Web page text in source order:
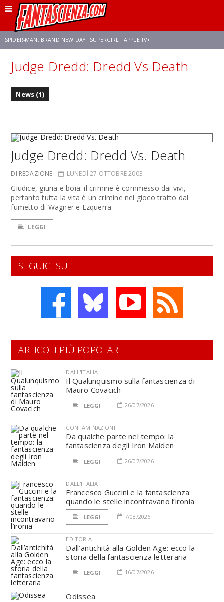
SPIDER-MAN: BRAND NEW DAY SUPERGIRL APPLE TV+
FRANCO RICCIARDIELLO ZENDAYA STAR TREK AVENGERS: DOOMSDAY
Judge Dredd: Dredd Vs Death
News (1)
Judge Dredd: Dredd Vs. Death
DI REDAZIONE LUNEDÌ 27 OTTOBRE 2003
Giudice, giuria e boia: il crimine è commesso dai vivi,
pertanto tutta la vita è un crimine nel gioco tratto dal
fumetto di Wagner e Ezquerra
LEGGI
SEGUICI SU
ARTICOLI PIÙ POPOLARI
DALL'ITALIA
Il Qualunquismo sulla fantascienza di
Mauro Covacich
LEGGI 26/07/2026
CONTAMINAZIONI
Da qualche parte nel tempo: la
fantascienza degli Iron Maiden
LEGGI 26/07/2026
DALL'ITALIA
Francesco Guccini e la fantascienza:
quando le stelle incontravano l’ironia
LEGGI 7/08/2026
EDITORIA
Dall’antichità alla Golden Age: ecco la
storia della fantascienza letteraria
LEGGI 16/07/2026
Odissea